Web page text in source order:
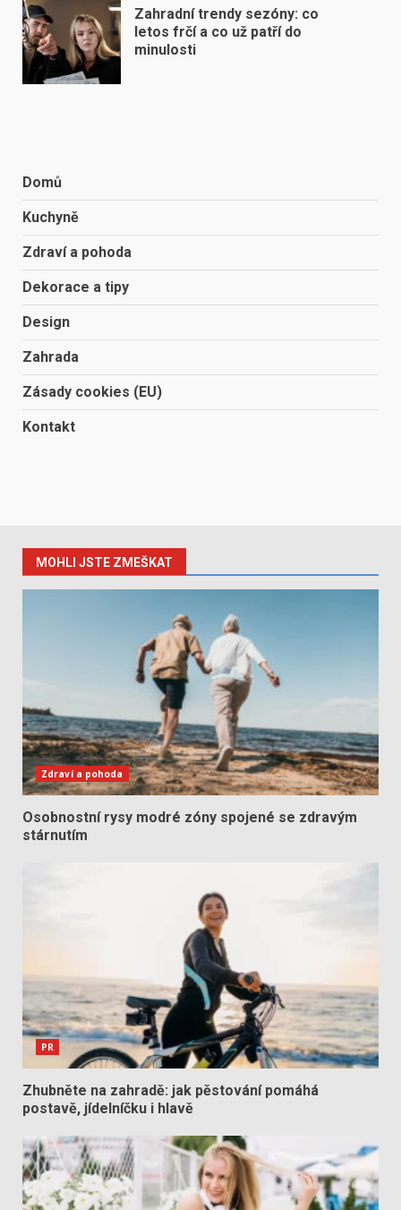
Zahradní trendy sezóny: co
letos frčí a co už patří do
minulosti
Domů
Kuchyně
Zdraví a pohoda
Dekorace a tipy
Design
Zahrada
Zásady cookies (EU)
Kontakt
MOHLI JSTE ZMEŠKAT
Zdraví a pohoda
Osobnostní rysy modré zóny spojené se zdravým
stárnutím
PR
Zhubněte na zahradě: jak pěstování pomáhá
postavě, jídelníčku i hlavě